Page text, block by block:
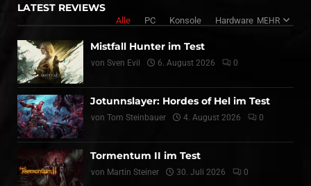
LATEST REVIEWS
Alle PC Konsole Hardware MEHR
Mistfall Hunter im Test
von Sven Evil 6. August 2026 0
Jotunnslayer: Hordes of Hel im Test
von Tom Steinbauer 4. August 2026 0
Tormentum II im Test
von Martin Steiner 30. Juli 2026 0